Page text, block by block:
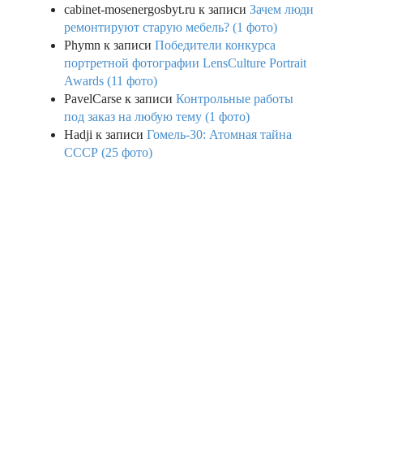
cabinet-mosenergosbyt.ru к записи Зачем люди
ремонтируют старую мебель? (1 фото)
Phymn к записи Победители конкурса
портретной фотографии LensCulture Portrait
Awards (11 фото)
PavelCarse к записи Контрольные работы
под заказ на любую тему (1 фото)
Hadji к записи Гомель-30: Атомная тайна
СССР (25 фото)